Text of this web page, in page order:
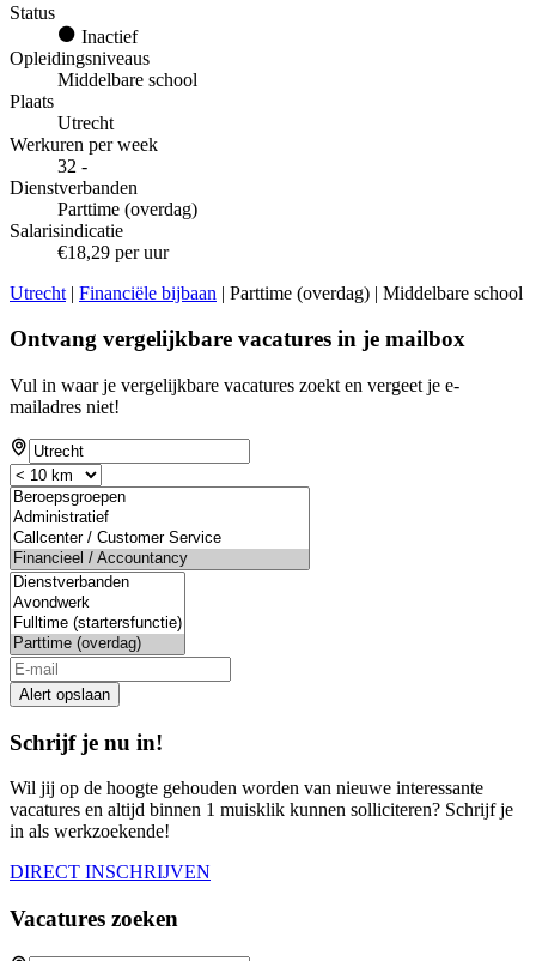
Status
Inactief
Opleidingsniveaus
Middelbare school
Plaats
Utrecht
Werkuren per week
32 -
Dienstverbanden
Parttime (overdag)
Salarisindicatie
€18,29 per uur
Utrecht | Financiële bijbaan | Parttime (overdag) | Middelbare school
Ontvang vergelijkbare vacatures in je mailbox
Vul in waar je vergelijkbare vacatures zoekt en vergeet je e-
mailadres niet!
Alert opslaan
Schrijf je nu in!
Wil jij op de hoogte gehouden worden van nieuwe interessante
vacatures en altijd binnen 1 muisklik kunnen solliciteren? Schrijf je
in als werkzoekende!
DIRECT INSCHRIJVEN
Vacatures zoeken